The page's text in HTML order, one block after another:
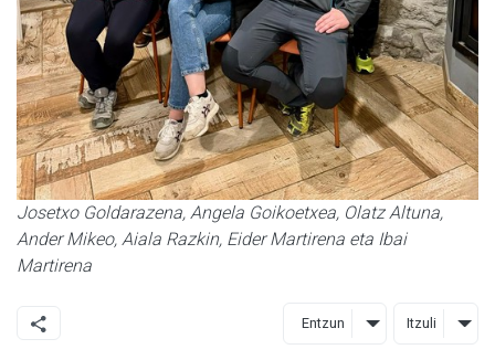
Josetxo Goldarazena, Angela Goikoetxea, Olatz Altuna,
Ander Mikeo, Aiala Razkin, Eider Martirena eta Ibai
Martirena
Entzun Itzuli